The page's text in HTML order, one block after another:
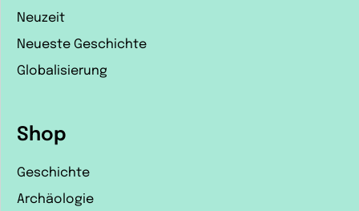
Neuzeit
Neueste Geschichte
Globalisierung
Shop
Geschichte
Archäologie